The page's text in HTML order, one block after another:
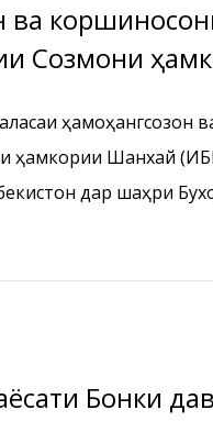
ва
Созмони
ҳамоҳангсозон
ҳамкории Шанхай
дар шаҳри
Бонки